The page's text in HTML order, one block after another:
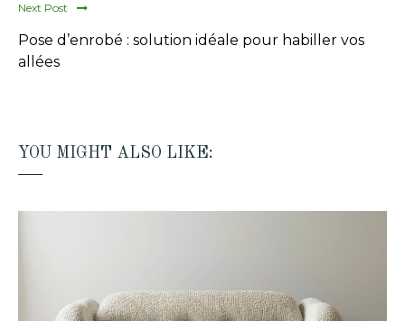
Next Post
Pose d’enrobé : solution idéale pour habiller vos
allées
YOU MIGHT ALSO LIKE: